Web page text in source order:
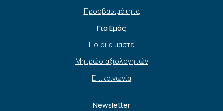
Προσβασιμότητα
Για Εμάς
Ποιοι είμαστε
Μητρώο αξιολογητών
Επικοινωνία
Newsletter